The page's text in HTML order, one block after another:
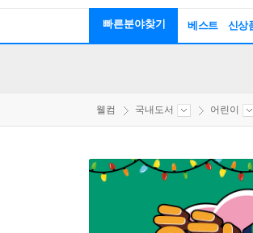
빠른분야찾기 베스트 신상
웰컴 국내도서 어린이